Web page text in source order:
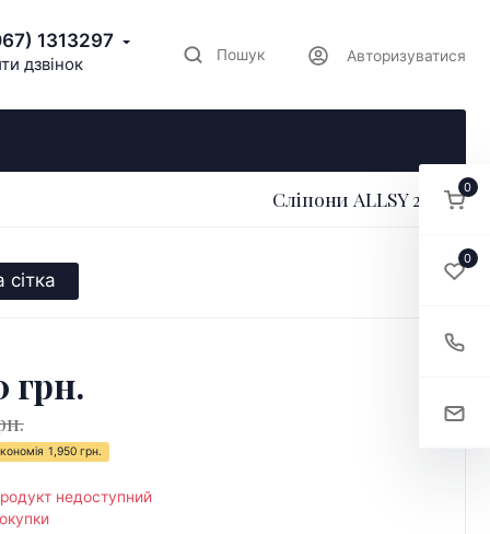
1313297
дзвінок Пошук Авторизуватися
Сліпони ALLSY 204121
сітка
грн.
1,950 грн.
недоступний
0
0